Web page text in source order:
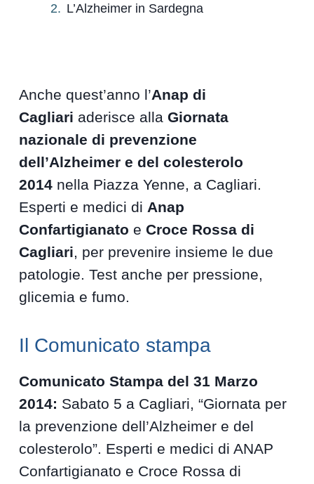
L’Alzheimer in Sardegna
Anche quest’anno l’Anap di
Cagliari aderisce allaGiornata
nazionale di prevenzione
dell’Alzheimer e del colesterolo
2014 nella Piazza Yenne, a Cagliari.
Esperti e medici di Anap
Confartigianato eCroce Rossa di
Cagliari, per prevenire insieme le due
patologie. Test anche per pressione,
glicemia e fumo.
Il Comunicato stampa
Comunicato Stampa del 31 Marzo
2014: Sabato 5 a Cagliari, “Giornata per
la prevenzione dell’Alzheimer e del
colesterolo”. Esperti e medici di ANAP
Confartigianato e Croce Rossa di